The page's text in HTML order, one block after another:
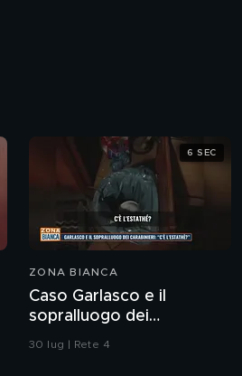
ZONA BIANCA
Caso Garlasco e il
sopralluogo dei
Carabinieri
30 lug | Rete 4
6 SEC